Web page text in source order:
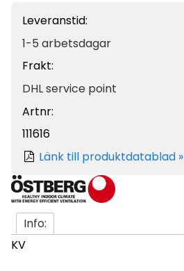
Leveranstid:
1-5 arbetsdagar
Frakt:
DHL service point
Artnr:
111616
Länk till produktdatablad »
Info:
KV